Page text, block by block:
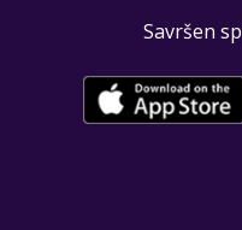
Savršen